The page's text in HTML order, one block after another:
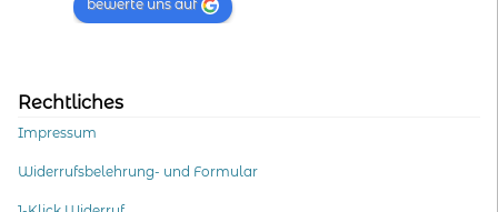
bewerte uns auf
Rechtliches
Impressum
Widerrufsbelehrung- und Formular